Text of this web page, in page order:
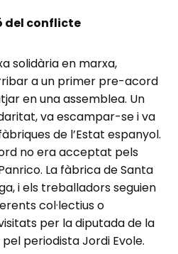
del conflicte
solidària en marxa,
a un primer pre-acord
en una assemblea. Un
va escampar-se i va
de l’Estat espanyol.
no era acceptat pels
La fàbrica de Santa
i els treballadors seguien
col·lectius o
per la diputada de la
periodista Jordi Evole.